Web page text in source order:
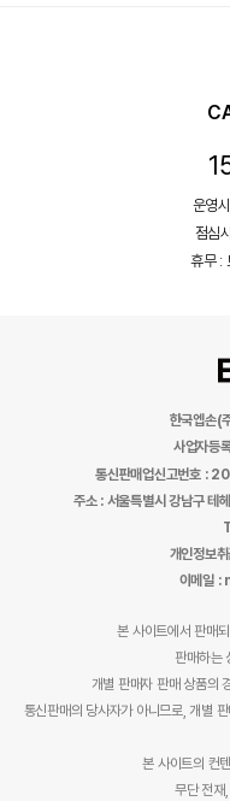
운영
점심
휴무 :
한국엡손(
사업자
통신판매업신고번호 :
주소 : 서울특별시 강남구
개인정보
이메일
본 사이트에서 판매
판매하는
개별 판매자 판매 상품의
통신판매의 당사자가 아니므로, 개별
본 사이트의 컨
무단 전재